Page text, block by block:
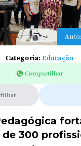
Categoria:Educação
Compartilhar
300